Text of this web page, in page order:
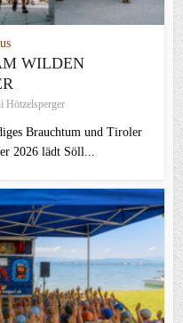
WILDEN
Hötzelsperger
Brauchtum und Tiroler
2026 lädt Söll...